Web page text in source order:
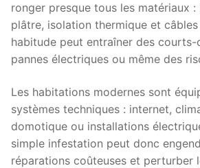
ronger presque tous les matériaux :
plâtre, isolation thermique et
habitude peut entraîner des courts-
pannes électriques ou même des
Les habitations modernes sont
systèmes techniques : internet,
domotique ou installations
simple infestation peut donc
réparations coûteuses et perturber